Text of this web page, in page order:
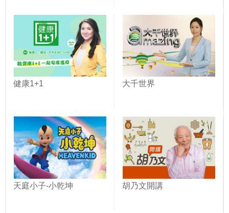
健康1+1 大千世界
天庭小子-小乾坤 胡乃文開講